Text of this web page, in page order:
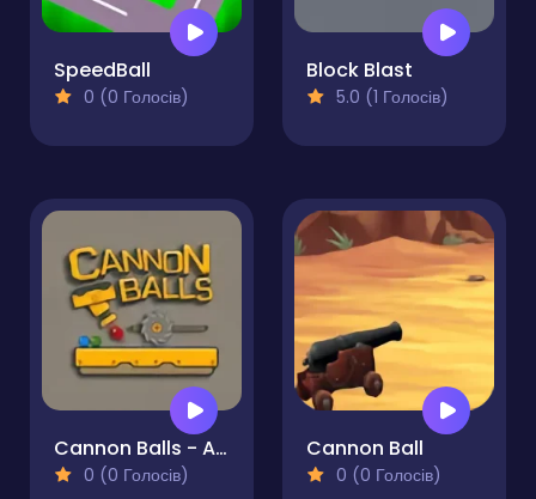
SpeedBall
0 (0 Голосів)
Block Blast
5.0 (1 Голосів)
Cannon Balls - Arcade
0 (0 Голосів)
Cannon Ball
0 (0 Голосів)